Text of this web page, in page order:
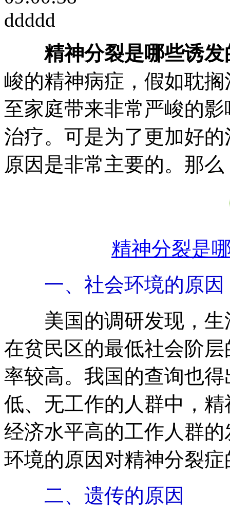
ddddd
精神分裂是哪些诱
峻的精神病症，假如耽
至家庭带来非常严峻的
治疗。可是为了更加好
原因是非常主要的。那
精神分裂是
一、社会环境的原因
美国的调研发现，生
在贫民区的最低社会阶
率较高。我国的查询也
低、无工作的人群中，
经济水平高的工作人群
环境的原因对精神分裂
二、遗传的原因